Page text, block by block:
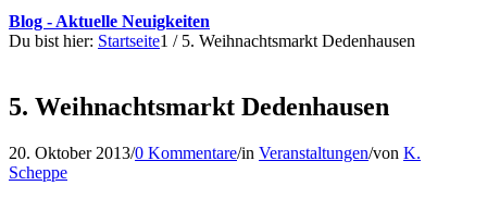
Blog - Aktuelle Neuigkeiten
Du bist hier: Startseite1 / 5. Weihnachtsmarkt Dedenhausen
5. Weihnachtsmarkt Dedenhausen
20. Oktober 2013/0 Kommentare/in Veranstaltungen/von K.
Scheppe